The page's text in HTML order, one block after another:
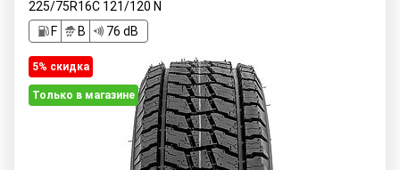
225/75R16C 121/120 N
F
B 76 dB
5% cкидка
Только в магазине